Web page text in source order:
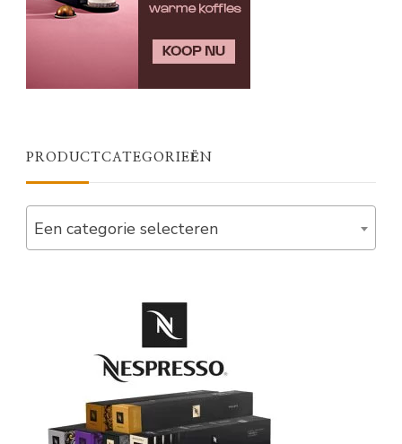
PRODUCTCATEGORIEËN
Een categorie selecteren